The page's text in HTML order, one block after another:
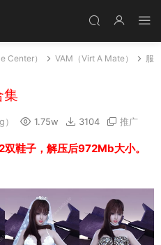
Center） VAM（Virt A Mate）
服
集
1.75w 3104 推广
鞋子，解压后972Mb大小。